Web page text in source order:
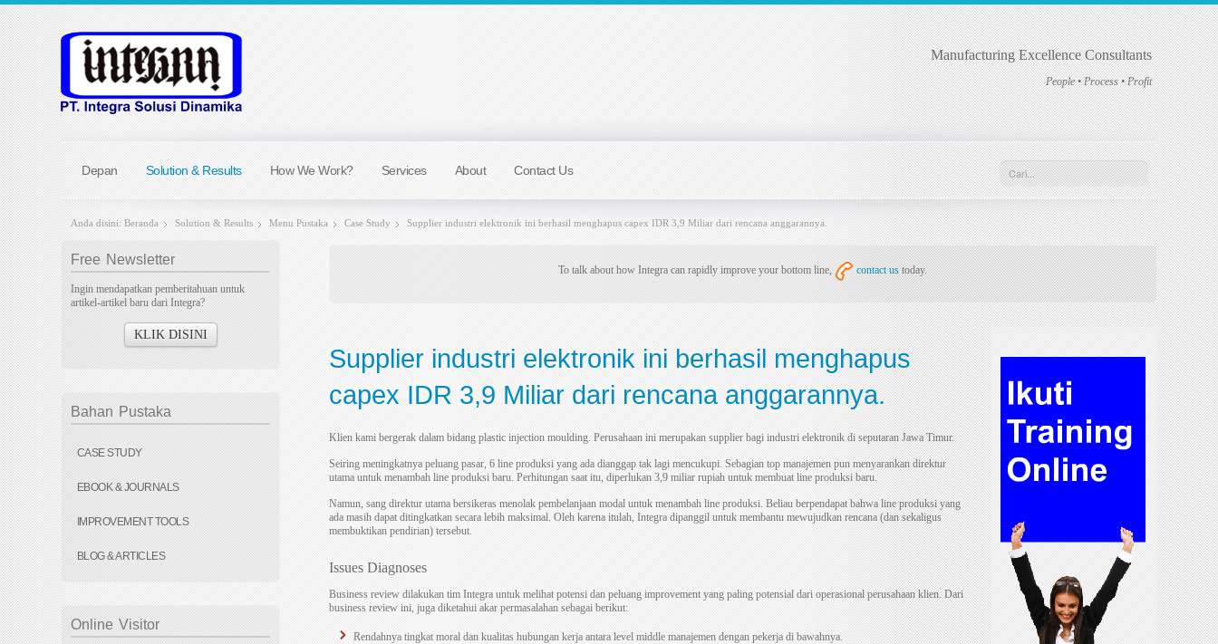
Manufacturing Excellence Consultants
People • Process • Profit
Depan Solution & Results How We Work? Services About Contact Us
Anda disini:Beranda Solution & Results Menu Pustaka Case Study Supplier industri elektronik ini berhasil menghapus capex IDR 3,9 Miliar dari rencana anggarannya.
Free Newsletter
Ingin mendapatkan pemberitahuan untuk
artikel-artikel baru dari Integra?
KLIK DISINI
Bahan Pustaka
CASE STUDY
EBOOK & JOURNALS
IMPROVEMENT TOOLS
BLOG & ARTICLES
Online Visitor
To talk about how Integra can rapidly improve your bottom line, contact ustoday.
Supplier industri elektronik ini berhasil menghapus
capex IDR 3,9 Miliar dari rencana anggarannya.
Klien kami bergerak dalam bidang plastic injection moulding. Perusahaan ini merupakan supplier bagi industri elektronik di seputaran Jawa Timur.
Seiring meningkatnya peluang pasar, 6 line produksi yang ada dianggap tak lagi mencukupi. Sebagian top manajemen pun menyarankan direktur
utama untuk menambah line produksi baru. Perhitungan saat itu, diperlukan 3,9 miliar rupiah untuk membuat line produksi baru.
Namun, sang direktur utama bersikeras menolak pembelanjaan modal untuk menambah line produksi. Beliau berpendapat bahwa line produksi yang
ada masih dapat ditingkatkan secara lebih maksimal. Oleh karena itulah, Integra dipanggil untuk membantu mewujudkan rencana (dan sekaligus
membuktikan pendirian) tersebut.
Issues Diagnoses
Business review dilakukan tim Integra untuk melihat potensi dan peluang improvement yang paling potensial dari operasional perusahaan klien. Dari
business review ini, juga diketahui akar permasalahan sebagai berikut:
Rendahnya tingkat moral dan kualitas hubungan kerja antara level middle manajemen dengan pekerja di bawahnya.